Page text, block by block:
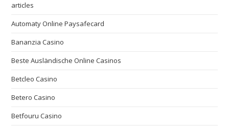
articles
Automaty Online Paysafecard
Bananzia Casino
Beste Ausländische Online Casinos
Betcleo Casino
Betero Casino
Betfouru Casino